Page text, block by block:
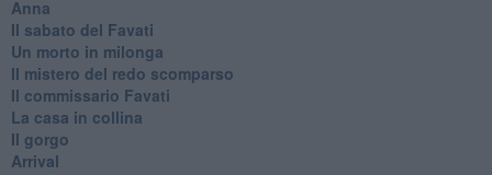
Anna
Il sabato del Favati
Un morto in milonga
Il mistero del redo scomparso
Il commissario Favati
La casa in collina
Il gorgo
Arrival